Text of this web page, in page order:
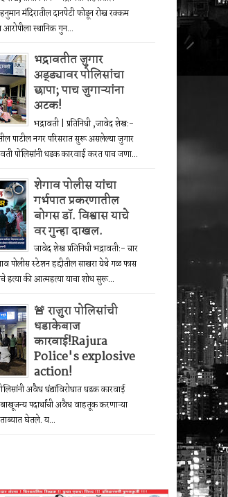
मंदिरातील दानपेटी फोडून रोख रक्कम
स्थानिक गुन...
भद्रावतीत जुगार
अड्ड्यावर पोलिसांचा
छापा; पाच जुगाऱ्यांना
अटक!
भद्रावती | प्रतिनिधी ,जावेद शेख:-
पाटील नगर परिसरात सुरू असलेल्या जुगार
पोलिसांनी धडक कारवाई करत पाच जणा...
शेगाव पोलीस यांचा
गर्भपात प्रकरणातील
बोगस डॉ. विश्वास याचे
वर गुन्हा दाखल.
जावेद शेख प्रतिनिधी भद्रावती:- चार
पोलीस स्टेशन हद्दीतील साखरा येथे गळ फास
हत्या की आत्महत्या याचा शोध सुरू...
🚨 राजुरा पोलिसांची
धडाकेबाज
कारवाई!Rajura
Police's explosive
action!
अवैध धंद्यांविरोधात धडक कारवाई
पदार्थांची अवैध वाहतूक करणाऱ्या
घेतले. य...